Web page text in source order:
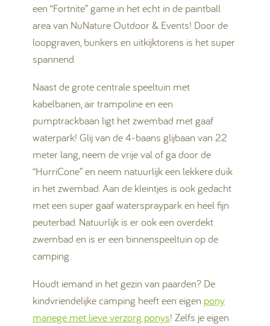
een “Fortnite” game in het echt in de paintball
area van NuNature Outdoor & Events! Door de
loopgraven, bunkers en uitkijktorens is het super
spannend.
Naast de grote centrale speeltuin met
kabelbanen, air trampoline en een
pumptrackbaan ligt het zwembad met gaaf
waterpark! Glij van de 4-baans glijbaan van 22
meter lang, neem de vrije val of ga door de
“HurriCone” en neem natuurlijk een lekkere duik
in het zwembad. Aan de kleintjes is ook gedacht
met een super gaaf waterspraypark en heel fijn
peuterbad. Natuurlijk is er ook een overdekt
zwembad en is er een binnenspeeltuin op de
camping.
Houdt iemand in het gezin van paarden? De
kindvriendelijke camping heeft een eigen pony
manege met lieve verzorg ponys! Zelfs je eigen